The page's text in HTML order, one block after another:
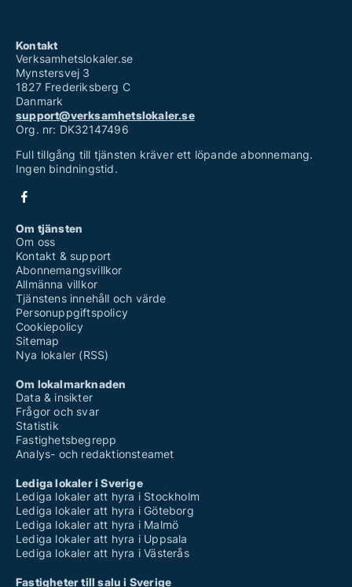
Kontakt
Verksamhetslokaler.se
Mynstersvej 3
1827 Frederiksberg C
Danmark
support@verksamhetslokaler.se
Org. nr: DK32147496
Full tillgång till tjänsten kräver ett löpande abonnemang.
Ingen bindningstid.
Om tjänsten
Om oss
Kontakt & support
Abonnemangsvillkor
Allmänna villkor
Tjänstens innehåll och värde
Personuppgiftspolicy
Cookiepolicy
Sitemap
Nya lokaler (RSS)
Om lokalmarknaden
Data & insikter
Frågor och svar
Statistik
Fastighetsbegrepp
Analys- och redaktionsteamet
Lediga lokaler i Sverige
Lediga lokaler att hyra i Stockholm
Lediga lokaler att hyra i Göteborg
Lediga lokaler att hyra i Malmö
Lediga lokaler att hyra i Uppsala
Lediga lokaler att hyra i Västerås
Fastigheter till salu i Sverige